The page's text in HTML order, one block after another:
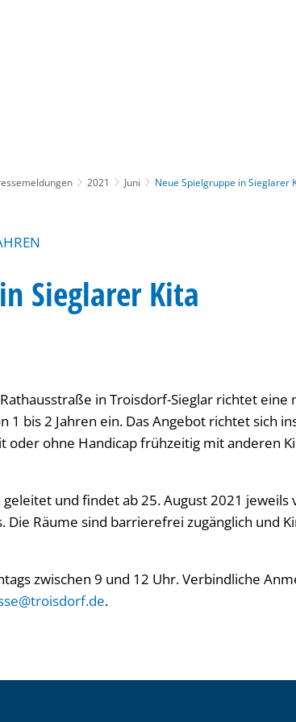
2021 Juni Neue Spielgruppe in Sieglarer
Sieglarer Kita
in Troisdorf-Sieglar richtet eine
bis 2 Jahren ein. Das Angebot richtet sich
oder ohne Handicap frühzeitig mit anderen
und findet ab 25. August 2021 jeweils
Die Räume sind barrierefrei zugänglich und
zwischen 9 und 12 Uhr. Verbindliche
.